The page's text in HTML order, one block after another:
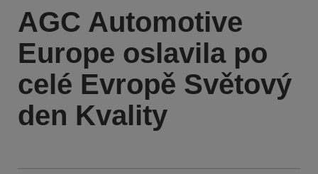
AGC Automotive
Europe oslavila po
celé Evropě Světový
den Kvality